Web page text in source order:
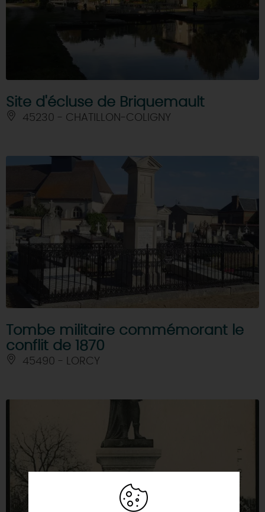
Site d'écluse de Briquemault
45230 - CHATILLON-COLIGNY
Tombe militaire commémorant le
conflit de 1870
45490 - LORCY